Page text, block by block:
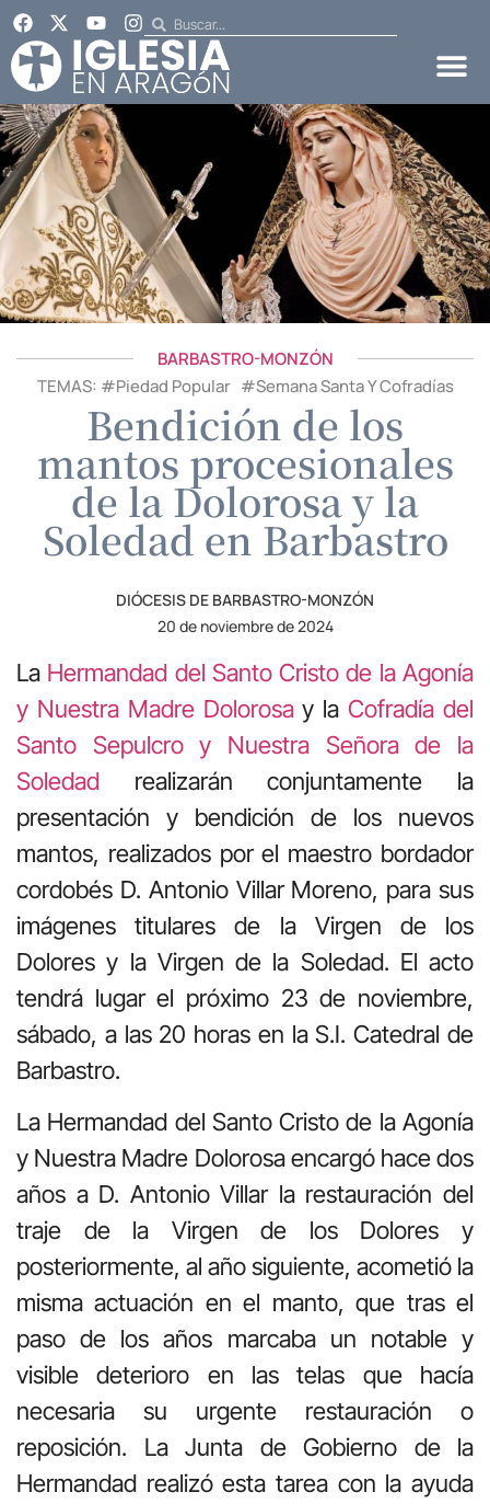
BARBASTRO-MONZÓN
TEMAS: #Piedad Popular#Semana Santa Y Cofradías
Bendición de los
mantos procesionales
de la Dolorosa y la
Soledad en Barbastro
DIÓCESIS DE BARBASTRO-MONZÓN
20 de noviembre de 2024
La Hermandad del Santo Cristo de la Agonía
y Nuestra Madre Dolorosay laCofradía del
Santo Sepulcro y Nuestra Señora de la
Soledad realizarán conjuntamente la
presentación y bendición de los nuevos
mantos, realizados por el maestro bordador
cordobés D. Antonio Villar Moreno, para sus
imágenes titulares de la Virgen de los
Dolores y la Virgen de la Soledad. El acto
tendrá lugar el próximo 23 de noviembre,
sábado, a las 20 horas en la S.I. Catedral de
Barbastro.
La Hermandad del Santo Cristo de la Agonía
y Nuestra Madre Dolorosa encargó hace dos
años a D. Antonio Villar la restauración del
traje de la Virgen de los Dolores y
posteriormente, al año siguiente, acometió la
misma actuación en el manto, que tras el
paso de los años marcaba un notable y
visible deterioro en las telas que hacía
necesaria su urgente restauración o
reposición. La Junta de Gobierno de la
Hermandad realizó esta tarea con la ayuda